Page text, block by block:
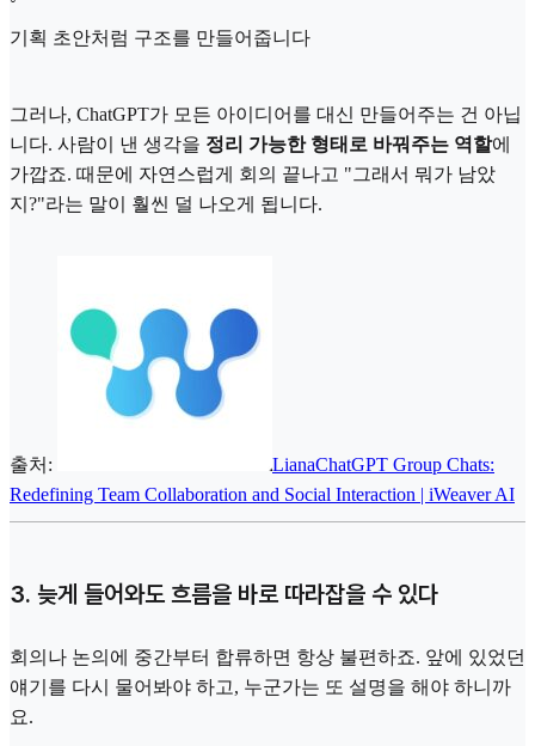
기획 초안처럼 구조를 만들어줍니다
그러나, ChatGPT가 모든 아이디어를 대신 만들어주는 건 아닙
니다. 사람이 낸 생각을 정리 가능한 형태로 바꿔주는 역할에
가깝죠. 때문에 자연스럽게 회의 끝나고 "그래서 뭐가 남았
지?"라는 말이 훨씬 덜 나오게 됩니다.
출처: LianaChatGPT Group Chats:
Redefining Team Collaboration and Social Interaction | iWeaver AI
3. 늦게 들어와도 흐름을 바로 따라잡을 수 있다
회의나 논의에 중간부터 합류하면 항상 불편하죠. 앞에 있었던
얘기를 다시 물어봐야 하고, 누군가는 또 설명을 해야 하니까
요.